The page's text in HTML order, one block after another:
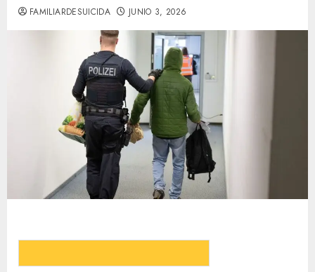
FAMILIARDESUICIDA JUNIO 3, 2026